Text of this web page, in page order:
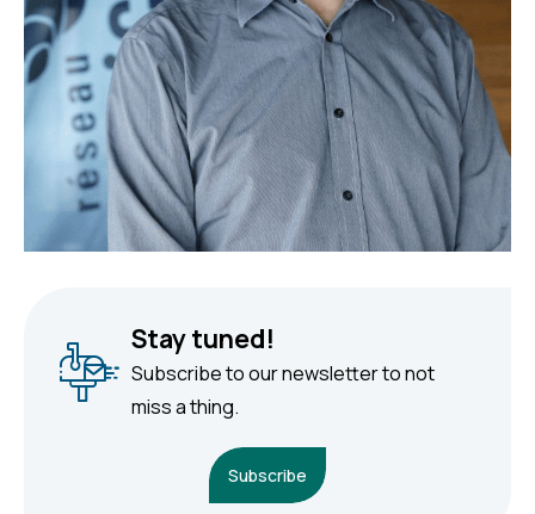
Stay tuned!
Subscribe to our newsletter to not
miss a thing.
Subscribe